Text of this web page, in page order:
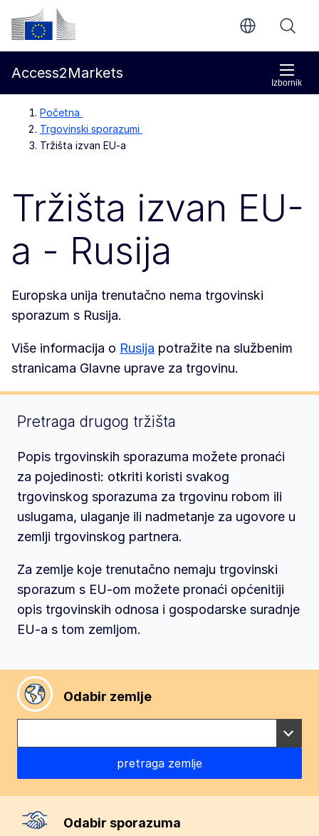
Prijeđi na glavni sadržaj
Europska komisija
Izbornik
Access2Markets
Početna
Trgovinski sporazumi
Tržišta izvan EU-a
Tržišta izvan EU-
a - Rusija
Europska unija trenutačno nema trgovinski
sporazum s Rusija.
Više informacija o Rusija potražite na službenim
stranicama Glavne uprave za trgovinu.
Pretraga drugog tržišta
Popis trgovinskih sporazuma možete pronaći
za pojedinosti: otkriti koristi svakog
trgovinskog sporazuma za trgovinu robom ili
uslugama, ulaganje ili nadmetanje za ugovore u
zemlji trgovinskog partnera.
Za zemlje koje trenutačno nemaju trgovinski
sporazum s EU-om možete pronaći općenitiji
opis trgovinskih odnosa i gospodarske suradnje
EU-a s tom zemljom.
Odabir zemlje
Odabir sporazuma